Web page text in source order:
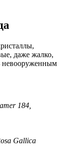
даже жалко,
невооруженным
184,
Gallica